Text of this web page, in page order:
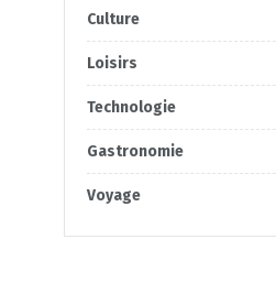
Culture
Loisirs
Technologie
Gastronomie
Voyage